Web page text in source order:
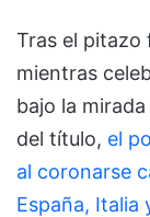
Tras el pitazo
mientras
bajo la
del título, el
al coronarse
España, Italia